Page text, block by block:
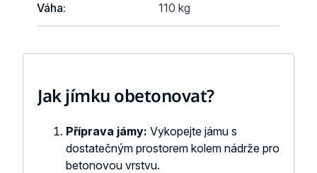
Váha: 110 kg
Jak jímku obetonovat?
Příprava jámy: Vykopejte jámu s
dostatečným prostorem kolem nádrže pro
betonovou vrstvu.